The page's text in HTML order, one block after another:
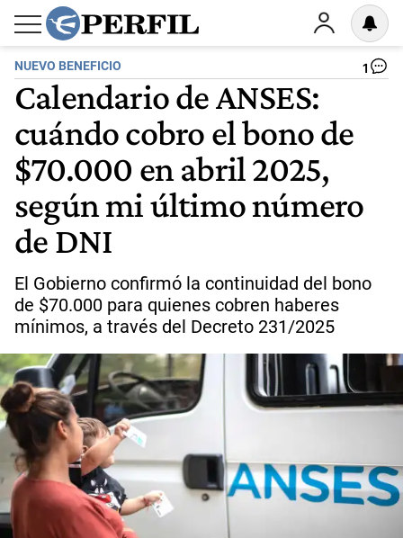
NUEVO BENEFICIO 1
Calendario de ANSES:
cuándo cobro el bono de
$70.000 en abril 2025,
según mi último número
de DNI
El Gobierno confirmó la continuidad del bono
de $70.000 para quienes cobren haberes
mínimos, a través del Decreto 231/2025